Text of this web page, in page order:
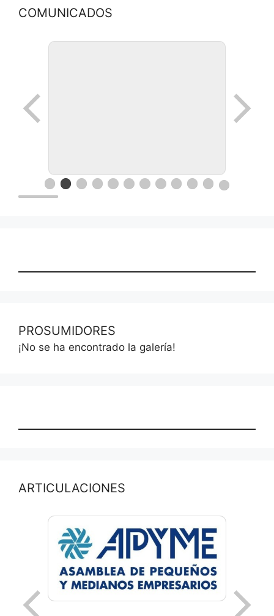
COMUNICADOS
PROSUMIDORES
¡No se ha encontrado la galería!
ARTICULACIONES